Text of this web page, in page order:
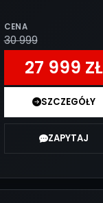
CENA
30 999
27 999 ZŁ
SZCZEGÓŁY
ZAPYTAJ